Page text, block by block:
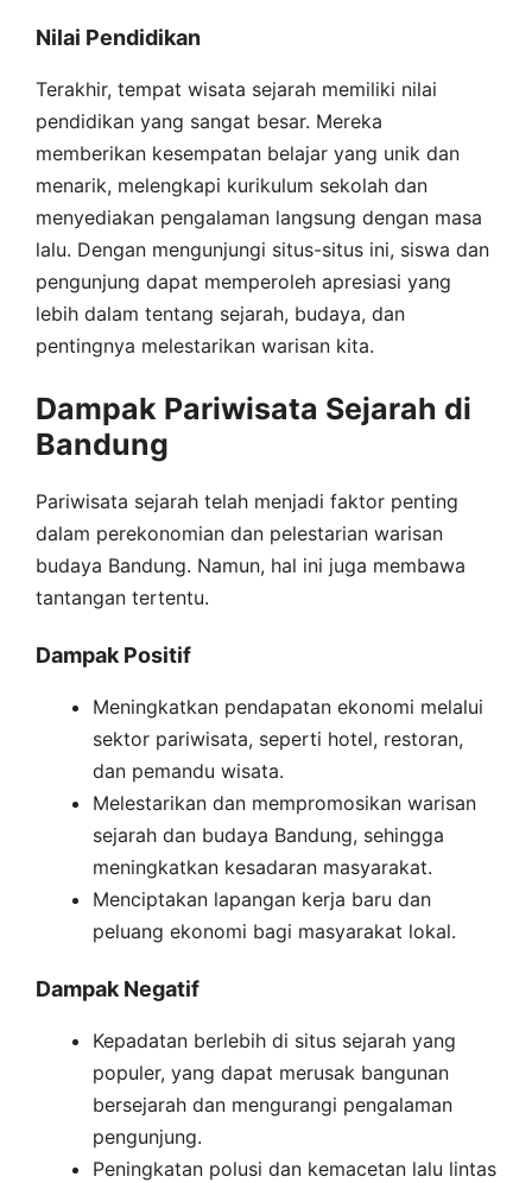
Nilai Pendidikan
Terakhir, tempat wisata sejarah memiliki nilai
pendidikan yang sangat besar. Mereka
memberikan kesempatan belajar yang unik dan
menarik, melengkapi kurikulum sekolah dan
menyediakan pengalaman langsung dengan masa
lalu. Dengan mengunjungi situs-situs ini, siswa dan
pengunjung dapat memperoleh apresiasi yang
lebih dalam tentang sejarah, budaya, dan
pentingnya melestarikan warisan kita.
Dampak Pariwisata Sejarah di
Bandung
Pariwisata sejarah telah menjadi faktor penting
dalam perekonomian dan pelestarian warisan
budaya Bandung. Namun, hal ini juga membawa
tantangan tertentu.
Dampak Positif
Meningkatkan pendapatan ekonomi melalui
sektor pariwisata, seperti hotel, restoran,
dan pemandu wisata.
Melestarikan dan mempromosikan warisan
sejarah dan budaya Bandung, sehingga
meningkatkan kesadaran masyarakat.
Menciptakan lapangan kerja baru dan
peluang ekonomi bagi masyarakat lokal.
Dampak Negatif
Kepadatan berlebih di situs sejarah yang
populer, yang dapat merusak bangunan
bersejarah dan mengurangi pengalaman
pengunjung.
Peningkatan polusi dan kemacetan lalu lintas